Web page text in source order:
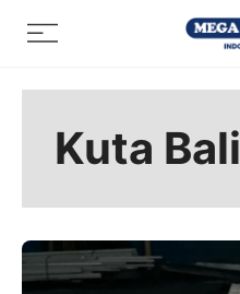
Menu
Kuta Bali